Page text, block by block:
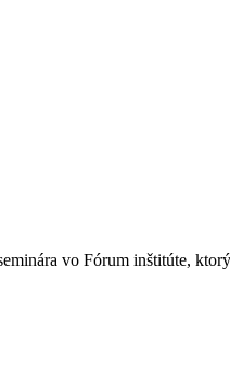
vo Fórum inštitúte,